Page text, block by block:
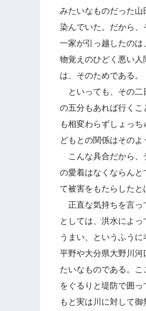
みたいなものだった
染んでいた。だから
一家が引っ越したの
物覚えのひどく悪い
は、そのためである。
といっても、その二
の五分もあれば行く
も相変わらずしょっ
どもとの関係はそのよ
こんな具合だから、
の愛着はなくならん
て被害をもたらしたと
正直な気持ちを言っ
としては、洪水によ
うまい、というふう
平野や大分県大野川
たいなものである。
をぐるりと堤防で囲
もと実は川に対して